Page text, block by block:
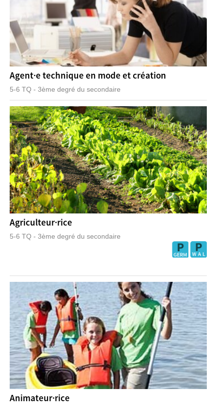
Agent·e technique en mode et création
5-6 TQ - 3ème degré du secondaire
Agriculteur·rice
5-6 TQ - 3ème degré du secondaire
Animateur·rice